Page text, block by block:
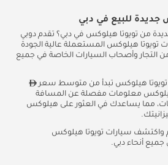
جديدة للبيع في دبي
من تويوتا هيلوكس في دبي؟ تقدم دوبي
تويوتا هيلوكس المستعملة عالية الجودة
التجار وأصحاب السيارات الخاصة في جميع
هيلوكس معلومات مفصلة عن المسافة
مما يساعدك في العثور على هيلوكس
واكتشف سيارات تويوتا هيلوكس
أنحاء دبي.